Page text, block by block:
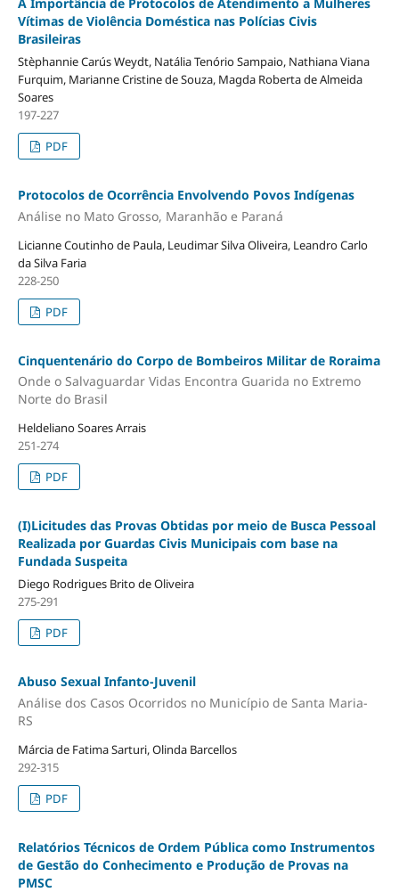
Vítimas de Violência Doméstica nas Polícias Civis
Brasileiras
Stèphannie Carús Weydt, Natália Tenório Sampaio, Nathiana Viana
Furquim, Marianne Cristine de Souza, Magda Roberta de Almeida
Soares
197-227
PDF
Protocolos de Ocorrência Envolvendo Povos Indígenas
Análise no Mato Grosso, Maranhão e Paraná
Licianne Coutinho de Paula, Leudimar Silva Oliveira, Leandro Carlo
da Silva Faria
228-250
PDF
Cinquentenário do Corpo de Bombeiros Militar de Roraima
Onde o Salvaguardar Vidas Encontra Guarida no Extremo
Norte do Brasil
Heldeliano Soares Arrais
251-274
PDF
(I)Licitudes das Provas Obtidas por meio de Busca Pessoal
Realizada por Guardas Civis Municipais com base na
Fundada Suspeita
Diego Rodrigues Brito de Oliveira
275-291
PDF
Abuso Sexual Infanto-Juvenil
Análise dos Casos Ocorridos no Município de Santa Maria-
RS
Márcia de Fatima Sarturi, Olinda Barcellos
292-315
PDF
Relatórios Técnicos de Ordem Pública como Instrumentos
de Gestão do Conhecimento e Produção de Provas na
PMSC